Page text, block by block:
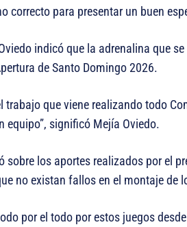
correcto para presentar un buen
indicó que la adrenalina que
de Santo Domingo 2026.
trabajo que viene realizando todo
equipo”, significó Mejía Oviedo.
sobre los aportes realizados por el
no existan fallos en el montaje de
por el todo por estos juegos